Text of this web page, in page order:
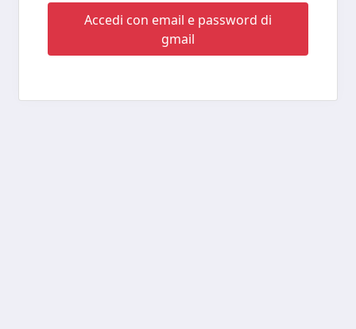
Accedi con email e password di
gmail